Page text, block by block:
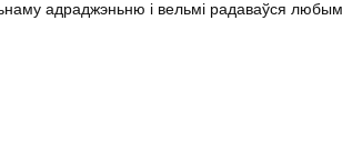
адраджэньню і вельмі радаваўся любым